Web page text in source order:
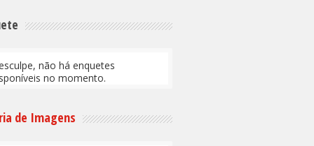
não há enquetes
no momento.
de Imagens